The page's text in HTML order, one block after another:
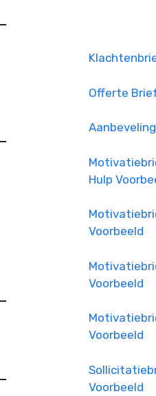
Offerte
Hulp
Voorbeeld
Voorbeeld
Voorbeeld
Voorbeeld